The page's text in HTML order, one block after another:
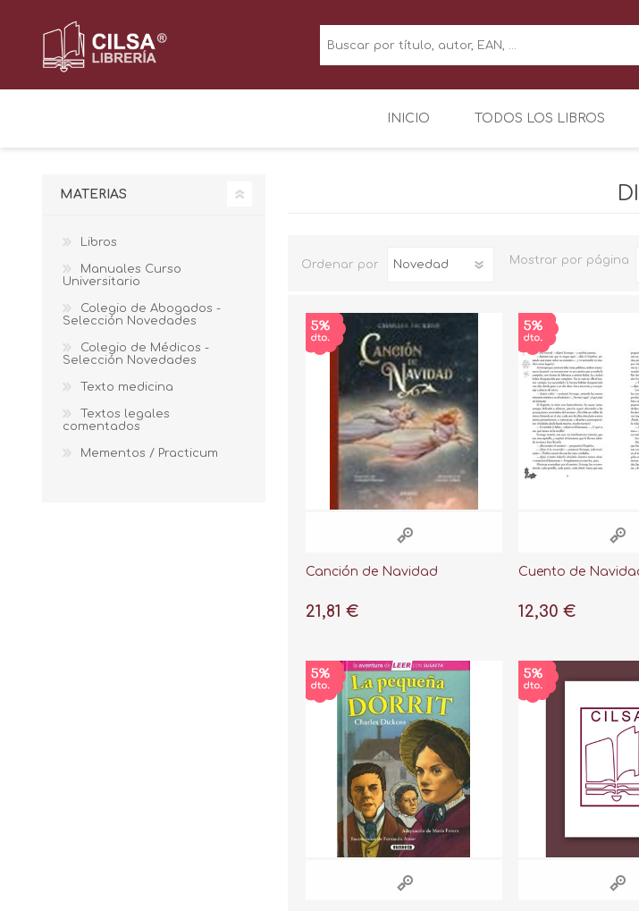
INICIO TODOS LOS LIBROS
Ordenar por Mostrar por página
Canción de Navidad
21,81 €
Cuento de
12,30 €
MATERIAS
Libros
Manuales Curso
Universitario
Colegio de Abogados -
Selección Novedades
Colegio de Médicos -
Selección Novedades
Texto medicina
Textos legales
comentados
Mementos / Practicum